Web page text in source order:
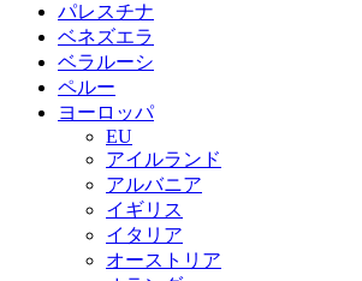
パレスチナ
ベネズエラ
ベラルーシ
ペルー
ヨーロッパ
EU
アイルランド
アルバニア
イギリス
イタリア
オーストリア